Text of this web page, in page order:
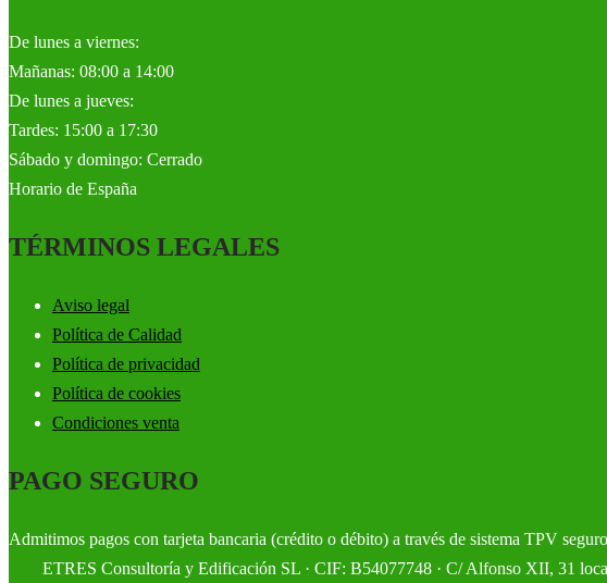
De lunes a viernes:
Mañanas: 08:00 a 14:00
De lunes a jueves:
Tardes: 15:00 a 17:30
Sábado y domingo: Cerrado
Horario de España
TÉRMINOS LEGALES
Aviso legal
Política de Calidad
Política de privacidad
Política de cookies
Condiciones venta
PAGO SEGURO
Admitimos pagos con tarjeta bancaria (crédito o débito) a través de sistema TPV
ETRES Consultoría y Edificación SL · CIF: B54077748 · C/ Alfonso XII, 31